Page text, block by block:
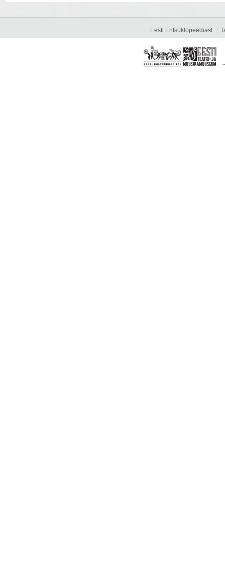
Eesti Entsüklopeediast